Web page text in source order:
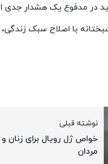
در مدفوع یک هشدار جدی
با اصلاح سبک زندگی،
نوشته قبلی
خواص ژل رویال برای زنان و
مردان